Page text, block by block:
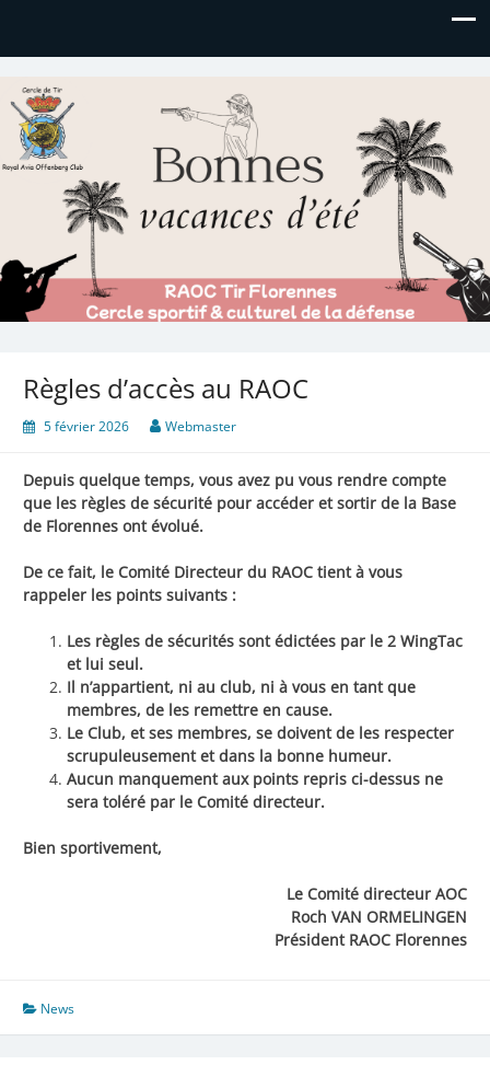
Royal AOC Florennes
Section TIR de l'AVIA
Règles d’accès au RAOC
5 février 2026 Webmaster
Depuis quelque temps, vous avez pu vous rendre compte
que les règles de sécurité pour accéder et sortir de la Base
de Florennes ont évolué.
De ce fait, le Comité Directeur du RAOC tient à vous
rappeler les points suivants :
Les règles de sécurités sont édictées par le 2 WingTac
et lui seul.
Il n’appartient, ni au club, ni à vous en tant que
membres, de les remettre en cause.
Le Club, et ses membres, se doivent de les respecter
scrupuleusement et dans la bonne humeur.
Aucun manquement aux points repris ci-dessus ne
sera toléré par le Comité directeur.
Bien sportivement,
Le Comité directeur AOC
Roch VAN ORMELINGEN
Président RAOC Florennes
News